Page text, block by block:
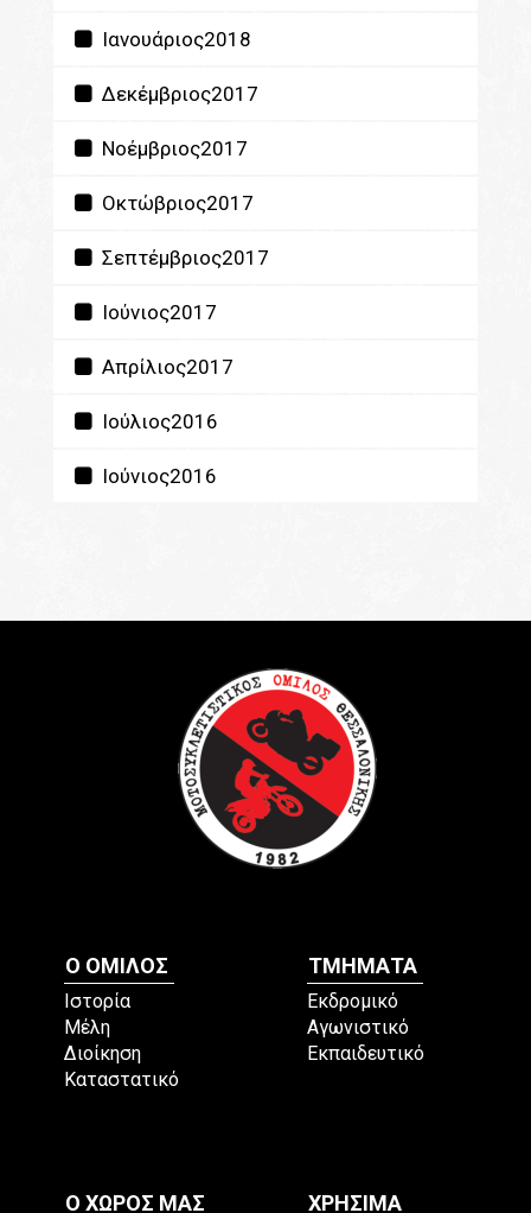
Ιανουάριος2018
Δεκέμβριος2017
Νοέμβριος2017
Οκτώβριος2017
Σεπτέμβριος2017
Ιούνιος2017
Απρίλιος2017
Ιούλιος2016
Ιούνιος2016
Ο ΟΜΙΛΟΣ
Ιστορία
Μέλη
Διοίκηση
Καταστατικό
ΤΜΗΜΑΤΑ
Εκδρομικό
Αγωνιστικό
Εκπαιδευτικό
Ο ΧΩΡΟΣ ΜΑΣ ΧΡΗΣΙΜΑ